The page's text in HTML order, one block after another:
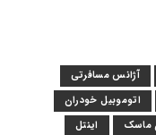
آژانس مسافرتی
اتوموبیل خودران
ماسک
اینتل